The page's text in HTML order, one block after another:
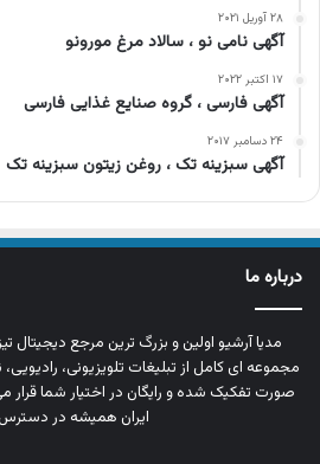
۲۸ آوریل ۲۰۲۱
آگهی نامی نو ، سالاد مرغ مورونو
۱۷ اکتبر ۲۰۲۲
آگهی فارسی ، گروه صنایع غذایی فارسی
۲۴ دسامبر ۲۰۱۷
آگهی سبزینه تک ، روغن زیتون سبزینه تک
درباره ما
مدیا آرشیو اولین و بزرگ‌ ترین مرجع دیجیتال
مجموعه‌ ای کامل از تبلیغات تلویزیونی،
صورت تفکیک‌ شده و رایگان در اختیار شما قرار
ایران همیشه در